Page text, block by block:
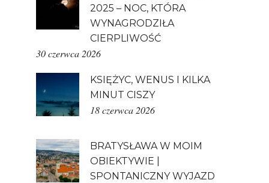
2025 – NOC, KTÓRA
WYNAGRODZIŁA
CIERPLIWOŚĆ
30 czerwca 2026
KSIĘŻYC, WENUS I KILKA
MINUT CISZY
18 czerwca 2026
BRATYSŁAWA W MOIM
OBIEKTYWIE |
SPONTANICZNY WYJAZD